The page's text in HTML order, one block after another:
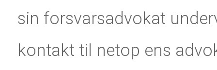
sin forsvarsadvokat
kontakt til netop ens